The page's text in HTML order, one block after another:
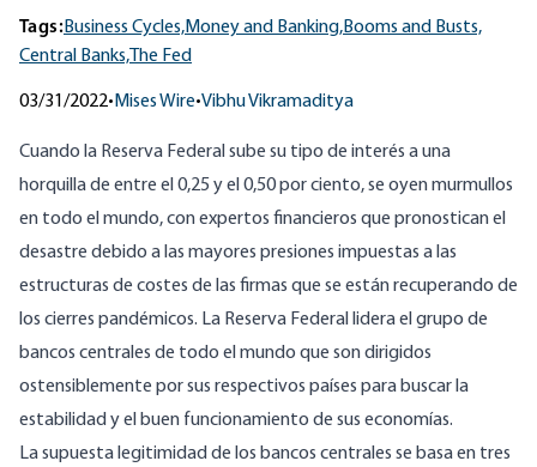
Tags:Business Cycles,Money and Banking,Booms and Busts,
Central Banks, The Fed
03/31/2022• Mises Wire•Vibhu Vikramaditya
Cuando la Reserva Federal sube su tipo de interés a una
horquilla de entre el 0,25 y el 0,50 por ciento, se oyen murmullos
en todo el mundo, con expertos financieros que pronostican el
desastre debido a las mayores presiones impuestas a las
estructuras de costes de las firmas que se están recuperando de
los cierres pandémicos. La Reserva Federal lidera el grupo de
bancos centrales de todo el mundo que son dirigidos
ostensiblemente por sus respectivos países para buscar la
estabilidad y el buen funcionamiento de sus economías.
La supuesta legitimidad de los bancos centrales se basa en tres